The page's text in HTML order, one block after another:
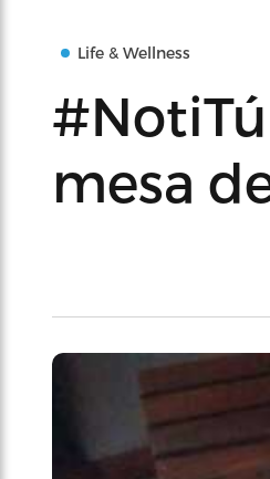
Life & Wellness
mesa